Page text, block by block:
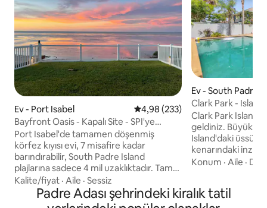
Ev - Port Isabel 5 üzerinden ortalama 4,98
4,98 (233)
Bayfront Oasis - Kapalı Site - SPI'ye
Dakikalar Mesafesinde
Port Isabel'de tamamen döşenmiş
körfez kıyısı evi, 7 misafire kadar
barındırabilir, South Padre Island
plajlarına sadece 4 mil uzaklıktadır. Tam
donanımlı bir mutfak, 2½ banyo ve king
boy yataklı, ebeveyn banyolu ve TV'li bir
ana süit bulunmaktadır. İkinci yatak
Kalite/fiyat · Aile · Sessiz
Ev - South Padre
Clark Park -
İnziva
Clark Park Island
geldiniz. Büyük
Island'daki
kenarındaki
büyük özel
yürüyün. 21
Konum ·Aile · Dış
Padre Adası şehrindeki kiralık tatil